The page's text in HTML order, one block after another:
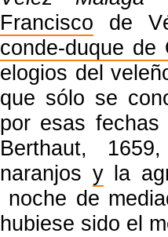
Francisco de
conde-duque de
elogios del
que sólo se
por esas
Berthaut,
naranjos yla
noche de
hubiese sido el